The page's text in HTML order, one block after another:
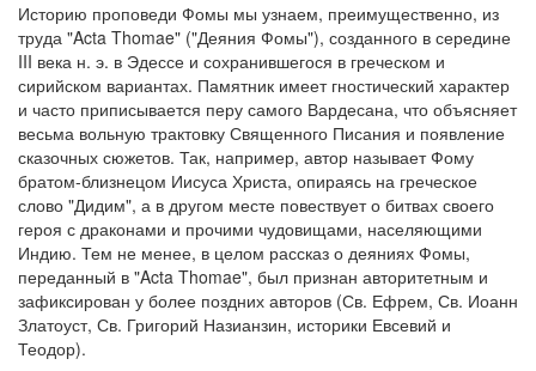
Историю проповеди Фомы мы узнаем, преимущественно, из
труда "Acta Thomae" ("Деяния Фомы"), созданного в середине
III века н. э. в Эдессе и сохранившегося в греческом и
сирийском вариантах. Памятник имеет гностический характер
и часто приписывается перу самого Вардесана, что объясняет
весьма вольную трактовку Священного Писания и появление
сказочных сюжетов. Так, например, автор называет Фому
братом-близнецом Иисуса Христа, опираясь на греческое
слово "Дидим", а в другом месте повествует о битвах своего
героя с драконами и прочими чудовищами, населяющими
Индию. Тем не менее, в целом рассказ о деяниях Фомы,
переданный в "Acta Thomae", был признан авторитетным и
зафиксирован у более поздних авторов (Св. Ефрем, Св. Иоанн
Златоуст, Св. Григорий Назианзин, историки Евсевий и
Теодор).